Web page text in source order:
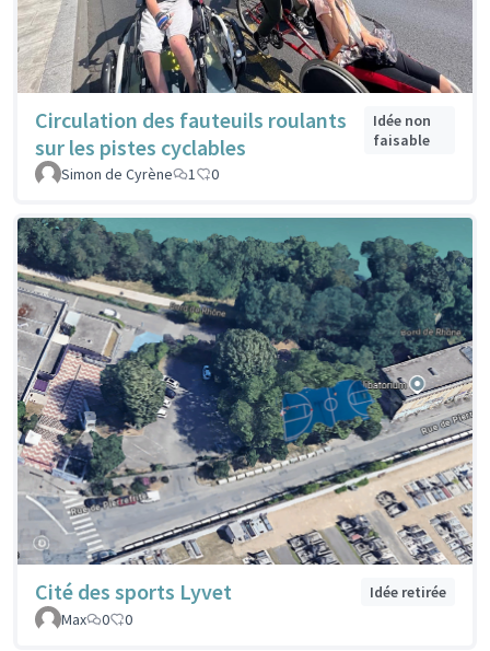
Circulation des fauteuils roulants
sur les pistes cyclables
Idée non
faisable
Simon de Cyrène
1 0
Cité des sports Lyvet
Idée retirée
Max
0 0